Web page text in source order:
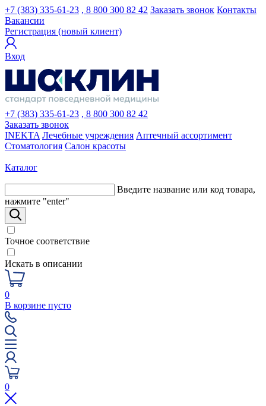
+7 (383) 335-61-23 , 8 800 300 82 42 Заказать звонок Контакты
Вакансии
Регистрация (новый клиент)
Вход
+7 (383) 335-61-23 , 8 800 300 82 42
Заказать звонок
INEKTA Лечебные учреждения Аптечный ассортимент
Стоматология Салон красоты
Каталог
Введите название или код товара,
нажмите "enter"
Точное соответствие
Искать в описании
0
В корзине пусто
0